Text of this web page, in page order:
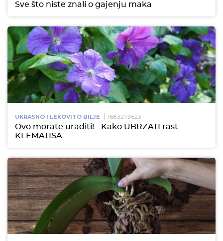
Sve što niste znali o gajenju maka
UKRASNO I LEKOVITO BILJE 1683273623
Ovo morate uraditi! - Kako UBRZATI rast
KLEMATISA